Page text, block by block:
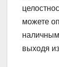
можете
выходя